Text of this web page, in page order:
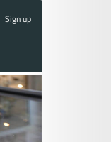
Sign up